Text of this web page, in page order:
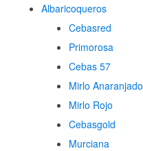
Albaricoqueros
Cebasred
Primorosa
Cebas 57
Mirlo Anaranjado
Mirlo Rojo
Cebasgold
Murciana